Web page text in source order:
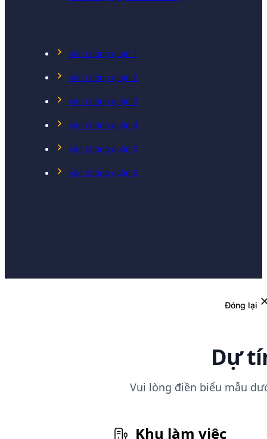
Văn phòng quận 1
Văn phòng quận 2
Văn phòng quận 3
Văn phòng quận 4
Văn phòng quận 5
Văn phòng quận 6
Đóng lại